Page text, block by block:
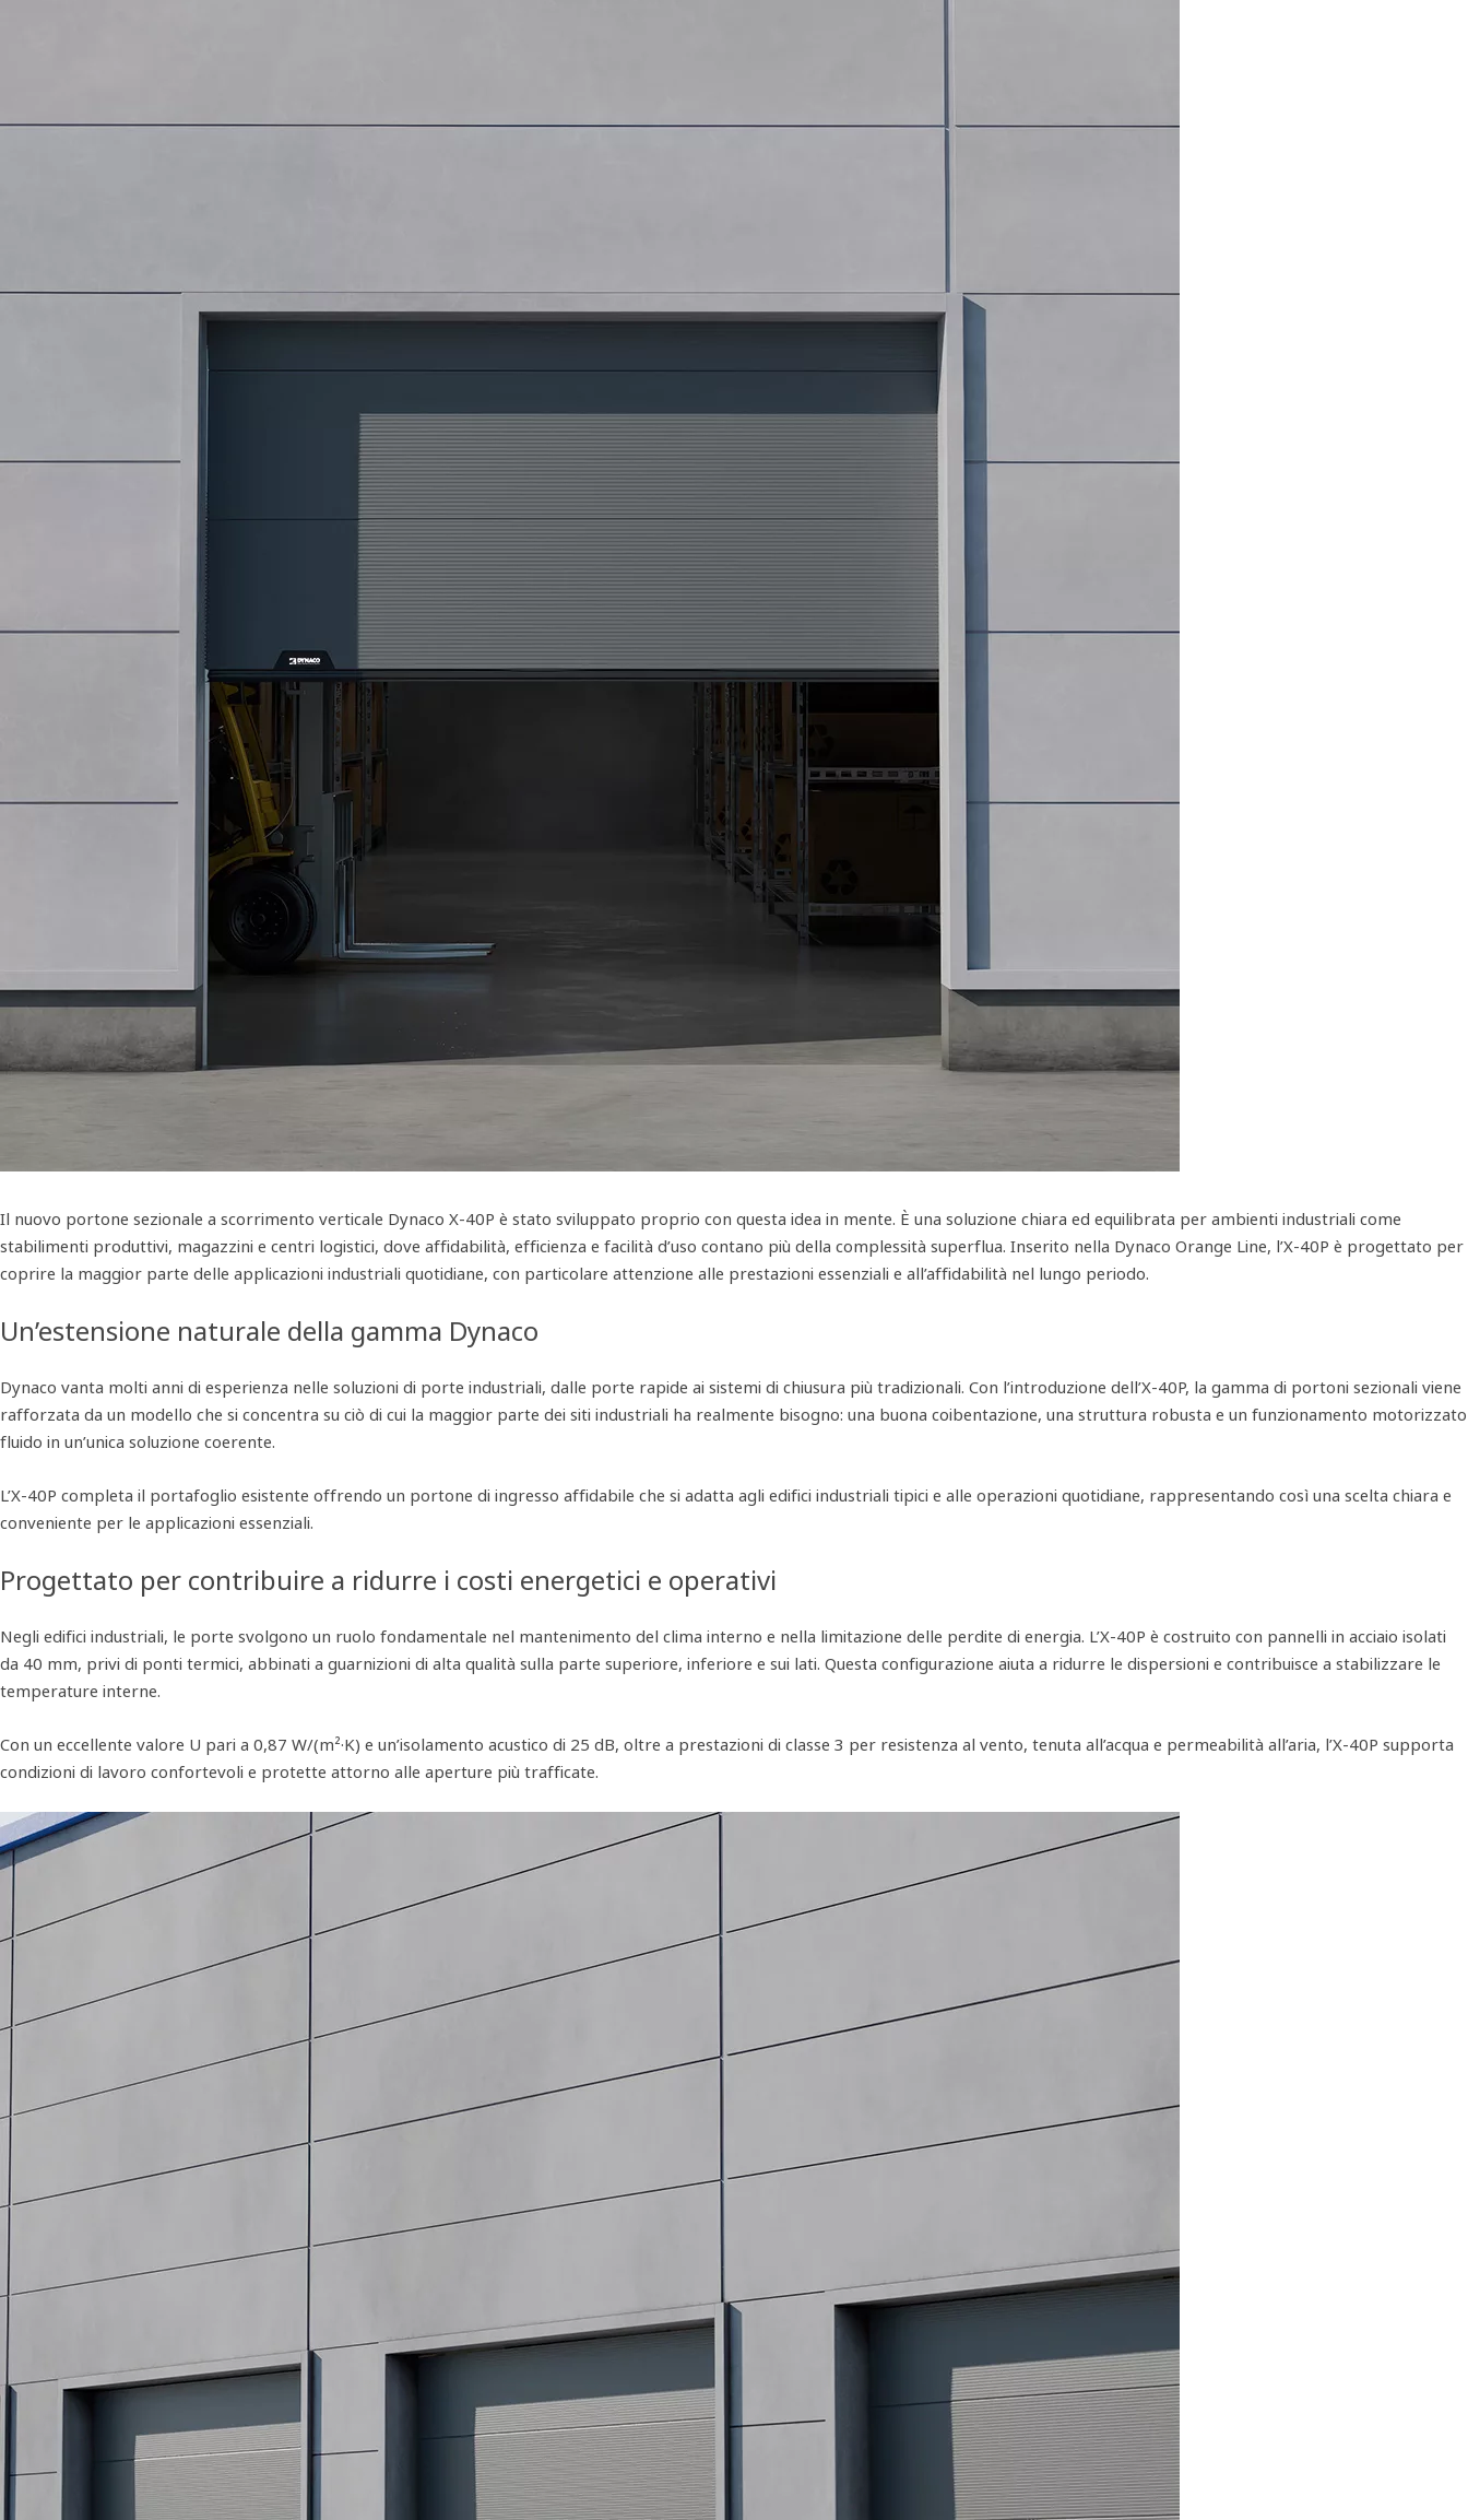
Il nuovo portone sezionale a scorrimento verticale Dynaco X‑40P è stato sviluppato proprio con questa idea in mente. È una soluzione chiara ed equilibrata per ambienti industriali come
stabilimenti produttivi, magazzini e centri logistici, dove affidabilità, efficienza e facilità d’uso contano più della complessità superflua. Inserito nella Dynaco Orange Line, l’X‑40P è progettato per
coprire la maggior parte delle applicazioni industriali quotidiane, con particolare attenzione alle prestazioni essenziali e all’affidabilità nel lungo periodo.
Un’estensione naturale della gamma Dynaco
Dynaco vanta molti anni di esperienza nelle soluzioni di porte industriali, dalle porte rapide ai sistemi di chiusura più tradizionali. Con l’introduzione dell’X‑40P, la gamma di portoni sezionali viene
rafforzata da un modello che si concentra su ciò di cui la maggior parte dei siti industriali ha realmente bisogno: una buona coibentazione, una struttura robusta e un funzionamento motorizzato
fluido in un’unica soluzione coerente.
L’X‑40P completa il portafoglio esistente offrendo un portone di ingresso affidabile che si adatta agli edifici industriali tipici e alle operazioni quotidiane, rappresentando così una scelta chiara e
conveniente per le applicazioni essenziali.
Progettato per contribuire a ridurre i costi energetici e operativi
Negli edifici industriali, le porte svolgono un ruolo fondamentale nel mantenimento del clima interno e nella limitazione delle perdite di energia. L’X‑40P è costruito con pannelli in acciaio isolati
da 40 mm, privi di ponti termici, abbinati a guarnizioni di alta qualità sulla parte superiore, inferiore e sui lati. Questa configurazione aiuta a ridurre le dispersioni e contribuisce a stabilizzare le
temperature interne.
Con un eccellente valore U pari a 0,87 W/(m²·K) e un’isolamento acustico di 25 dB, oltre a prestazioni di classe 3 per resistenza al vento, tenuta all’acqua e permeabilità all’aria, l’X‑40P supporta
condizioni di lavoro confortevoli e protette attorno alle aperture più trafficate.